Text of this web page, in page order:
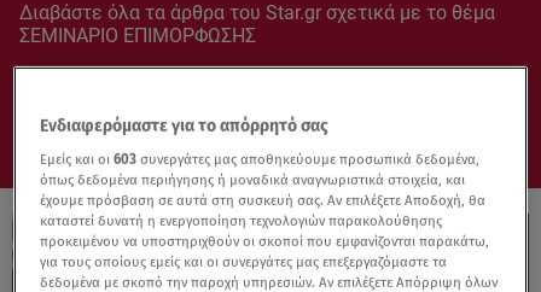
Διαβάστε όλα τα άρθρα του Star.gr σχετικά με το θέμα
ΣΕΜΙΝΑΡΙΟ ΕΠΙΜΟΡΦΩΣΗΣ
Ενδιαφερόμαστε για το απόρρητό σας
Εμείς και οι603 συνεργάτες μας αποθηκεύουμε προσωπικά δεδομένα,
όπως δεδομένα περιήγησης ή μοναδικά αναγνωριστικά στοιχεία, και
έχουμε πρόσβαση σε αυτά στη συσκευή σας. Αν επιλέξετε Αποδοχή, θα
καταστεί δυνατή η ενεργοποίηση τεχνολογιών παρακολούθησης
προκειμένου να υποστηριχθούν οι σκοποί που εμφανίζονται παρακάτω,
για τους οποίους εμείς και οι συνεργάτες μας επεξεργαζόμαστε τα
δεδομένα με σκοπό την παροχή υπηρεσιών. Αν επιλέξετε Απόρριψη όλων